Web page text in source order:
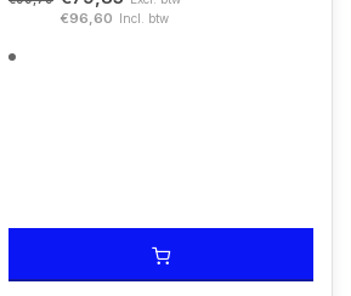
de CipherLab RS38 maximale
voor dagelijks gebruik.
€96,60 Incl. btw